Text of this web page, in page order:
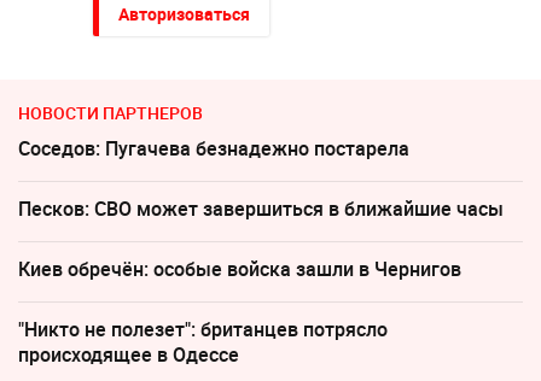
Авторизоваться
НОВОСТИ ПАРТНЕРОВ
Соседов: Пугачева безнадежно постарела
Песков: СВО может завершиться в ближайшие часы
Киев обречён: особые войска зашли в Чернигов
"Никто не полезет": британцев потрясло
происходящее в Одессе